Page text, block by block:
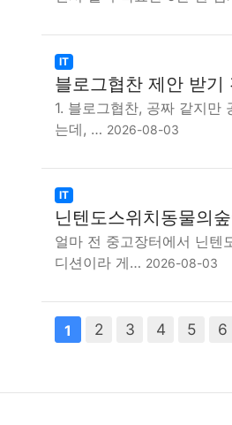
IT
블로그협찬 제안 받기
1. 블로그협찬, 공짜 같지만
는데, … 2026-08-03
IT
닌텐도스위치동물의
얼마 전 중고장터에서 닌텐
디션이라 게… 2026-08-03
1 2 3 4 5 6
다음 맨끝